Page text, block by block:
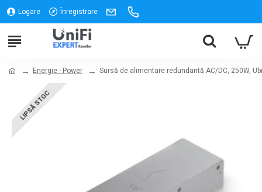
Logare Înregistrare
Energie - Power Sursă de alimentare redundantă AC/DC, 250W,
LIPSĂ STOC